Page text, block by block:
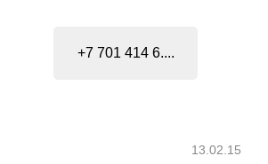
+7 701 414 6....
13.02.15